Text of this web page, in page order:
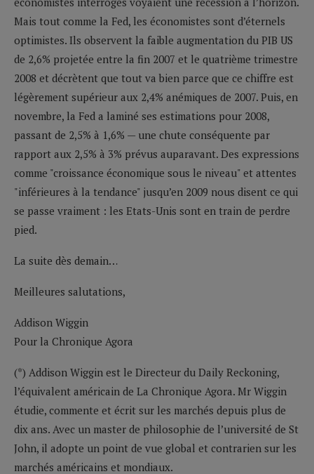
Mais tout comme la Fed, les économistes sont d’éternels
optimistes. Ils observent la faible augmentation du PIB US
de 2,6% projetée entre la fin 2007 et le quatrième trimestre
2008 et décrètent que tout va bien parce que ce chiffre est
légèrement supérieur aux 2,4% anémiques de 2007. Puis, en
novembre, la Fed a laminé ses estimations pour 2008,
passant de 2,5% à 1,6% — une chute conséquente par
rapport aux 2,5% à 3% prévus auparavant. Des expressions
comme "croissance économique sous le niveau" et attentes
"inférieures à la tendance" jusqu’en 2009 nous disent ce qui
se passe vraiment : les Etats-Unis sont en train de perdre
pied.
La suite dès demain…
Meilleures salutations,
Addison Wiggin
Pour la Chronique Agora
(*) Addison Wiggin est le Directeur du Daily Reckoning,
l’équivalent américain de La Chronique Agora. Mr Wiggin
étudie, commente et écrit sur les marchés depuis plus de
dix ans. Avec un master de philosophie de l’université de St
John, il adopte un point de vue global et contrarien sur les
marchés américains et mondiaux.